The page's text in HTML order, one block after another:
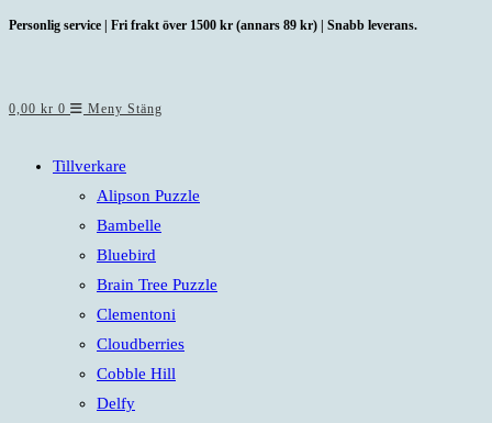
Hoppa
Personlig service | Fri frakt över 1500 kr (annars 89 kr) | Snabb leverans.
0,00 kr 0 Meny Stäng
Tillverkare
Alipson Puzzle
Bambelle
Bluebird
Brain Tree Puzzle
Clementoni
Cloudberries
Cobble Hill
Delfy